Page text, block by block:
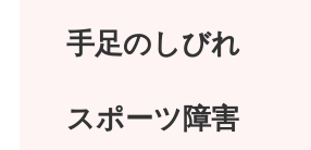
手足のしびれ
スポーツ障害